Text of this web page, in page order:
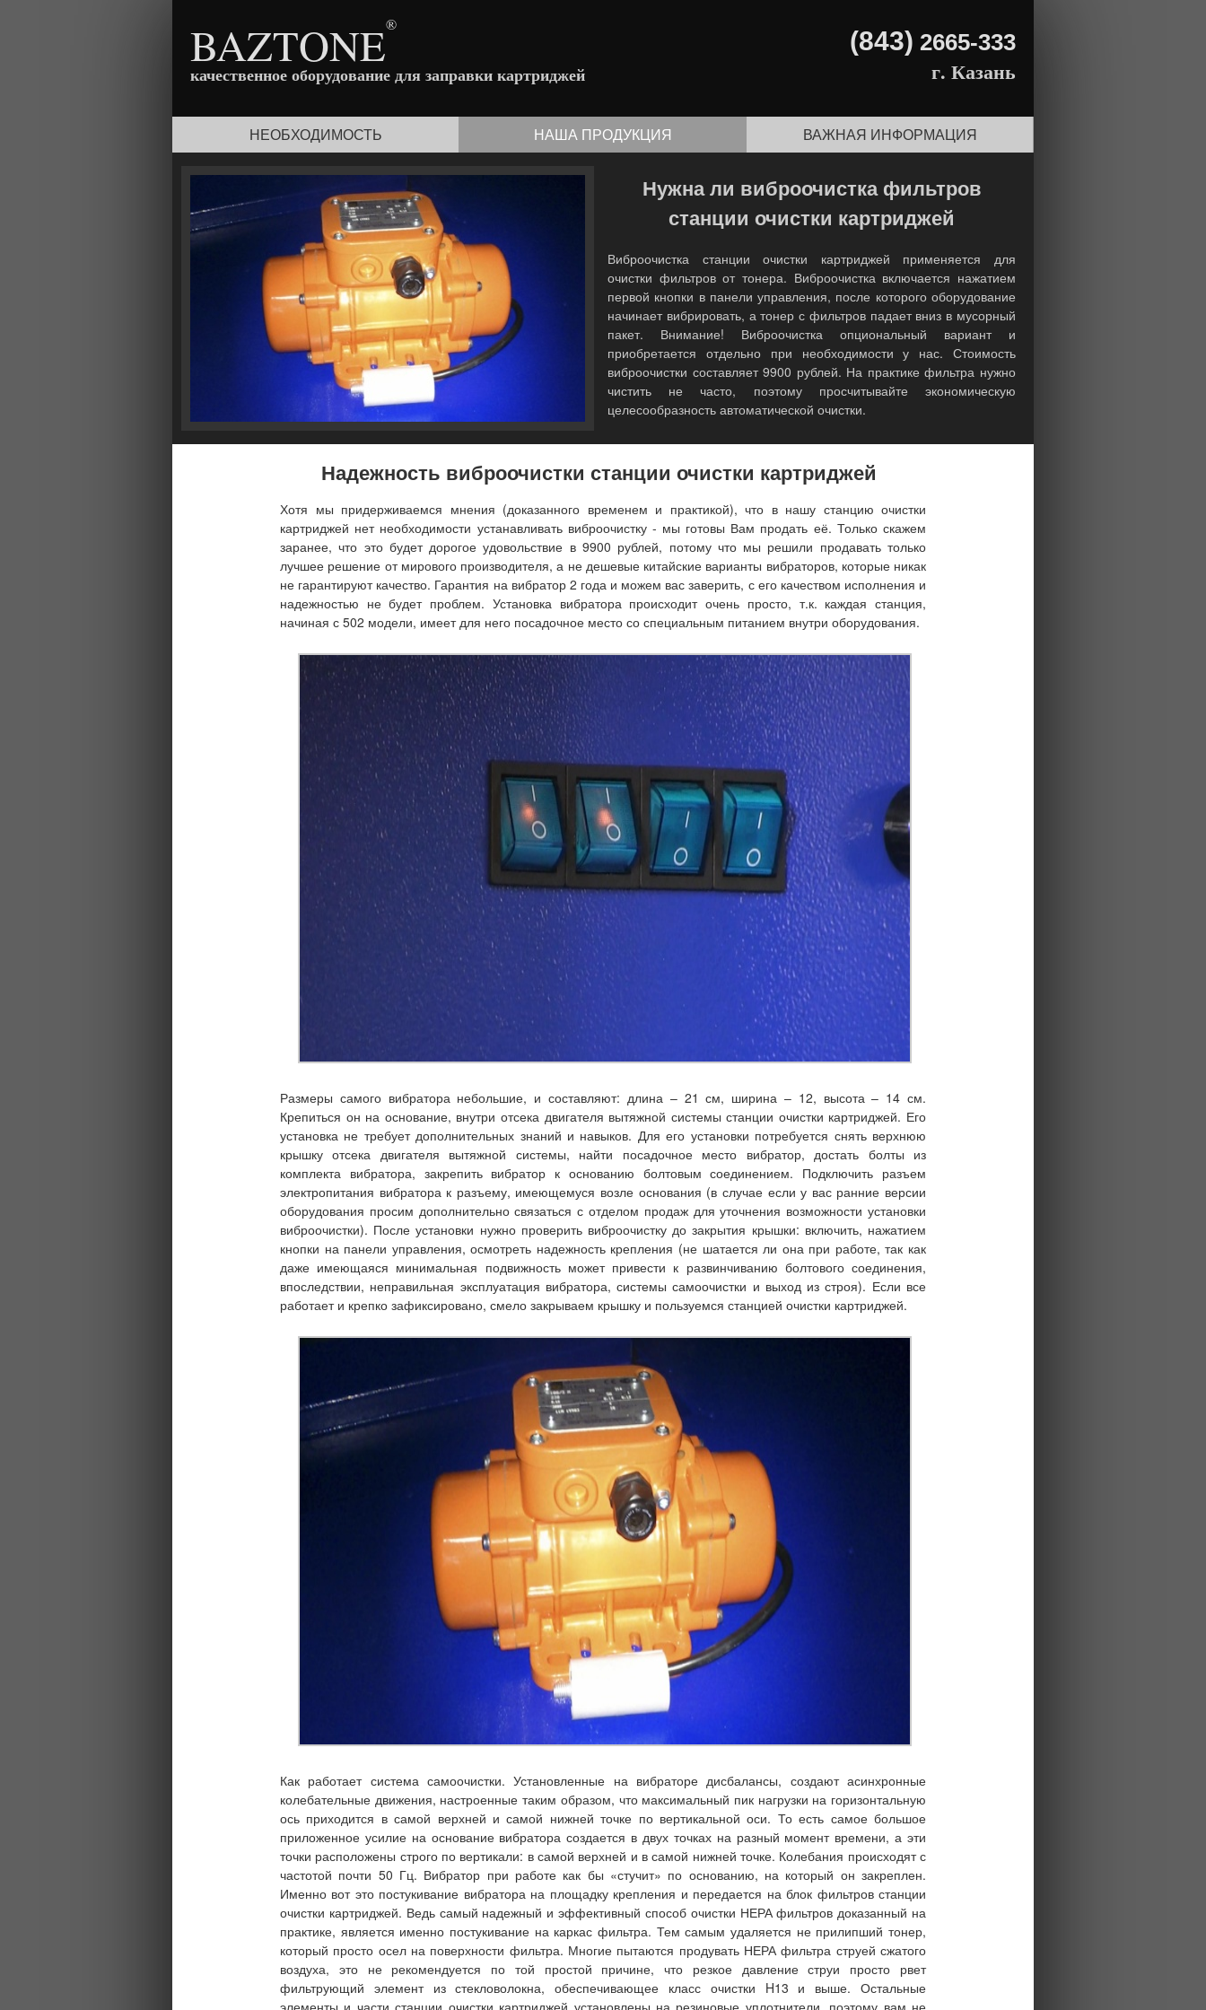
BAZTONE®
качественное оборудование для заправки картриджей
(843) 2665-333
г. Казань
НЕОБХОДИМОСТЬ НАША ПРОДУКЦИЯ ВАЖНАЯ ИНФОРМАЦИЯ
Нужна ли виброочистка фильтров
станции очистки картриджей
Виброочистка станции очистки картриджей применяется для
очистки фильтров от тонера. Виброочистка включается нажатием
первой кнопки в панели управления, после которого оборудование
начинает вибрировать, а тонер с фильтров падает вниз в мусорный
пакет. Внимание! Виброочистка опциональный вариант и
приобретается отдельно при необходимости у нас. Стоимость
виброочистки составляет 9900 рублей. На практике фильтра нужно
чистить не часто, поэтому просчитывайте экономическую
целесообразность автоматической очистки.
Надежность виброочистки станции очистки картриджей
Хотя мы придерживаемся мнения (доказанного временем и практикой), что в нашу станцию очистки
картриджей нет необходимости устанавливать виброочистку - мы готовы Вам продать её. Только скажем
заранее, что это будет дорогое удовольствие в 9900 рублей, потому что мы решили продавать только
лучшее решение от мирового производителя, а не дешевые китайские варианты вибраторов, которые никак
не гарантируют качество. Гарантия на вибратор 2 года и можем вас заверить, с его качеством исполнения и
надежностью не будет проблем. Установка вибратора происходит очень просто, т.к. каждая станция,
начиная с 502 модели, имеет для него посадочное место со специальным питанием внутри оборудования.
Размеры самого вибратора небольшие, и составляют: длина – 21 см, ширина – 12, высота – 14 см.
Крепиться он на основание, внутри отсека двигателя вытяжной системыстанции очистки картриджей. Его
установка не требует дополнительных знаний и навыков. Для его установки потребуется снять верхнюю
крышку отсека двигателя вытяжной системы, найти посадочное место вибратор, достать болты из
комплекта вибратора, закрепить вибратор к основанию болтовым соединением. Подключить разъем
электропитания вибратора к разъему, имеющемуся возле основания (в случае если у вас ранние версии
оборудования просим дополнительно связаться с отделом продаж для уточнения возможности установки
виброочистки). После установки нужно проверить виброочистку до закрытия крышки: включить, нажатием
кнопки на панели управления, осмотреть надежность крепления (не шатается ли она при работе, так как
даже имеющаяся минимальная подвижность может привести к развинчиванию болтового соединения,
впоследствии, неправильная эксплуатация вибратора, системы самоочистки и выход из строя). Если все
работает и крепко зафиксировано, смело закрываем крышку и пользуемся станцией очистки картриджей.
Как работает система самоочистки. Установленные на вибраторе дисбалансы, создают асинхронные
колебательные движения, настроенные таким образом, что максимальный пик нагрузки на горизонтальную
ось приходится в самой верхней и самой нижней точке по вертикальной оси. То есть самое большое
приложенное усилие на основание вибратора создается в двух точках на разный момент времени, а эти
точки расположены строго по вертикали: в самой верхней и в самой нижней точке. Колебания происходят с
частотой почти 50 Гц. Вибратор при работе как бы «стучит» по основанию, на который он закреплен.
Именно вот это постукивание вибратора на площадку крепления и передается на блок фильтров станции
очистки картриджей. Ведь самый надежный и эффективный способ очистки НЕРА фильтров доказанный на
практике, является именно постукивание на каркас фильтра. Тем самым удаляется не прилипший тонер,
который просто осел на поверхности фильтра. Многие пытаются продувать НЕРА фильтра струей сжатого
воздуха, это не рекомендуется по той простой причине, что резкое давление струи просто рвет
фильтрующий элемент из стекловолокна, обеспечивающее класс очистки H13 и выше. Остальные
элементы и частистанции очистки картриджей установлены на резиновые уплотнители, поэтому вам не